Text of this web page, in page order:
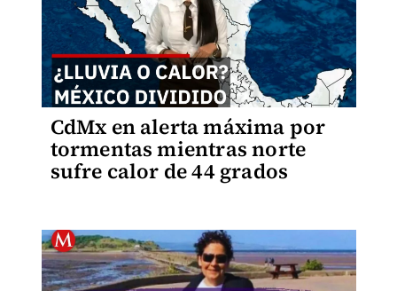
CdMx en alerta máxima por
tormentas mientras norte
sufre calor de 44 grados